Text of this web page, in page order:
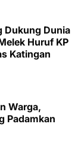
Dukung Dunia
Huruf KP
Katingan
Warga,
Padamkan